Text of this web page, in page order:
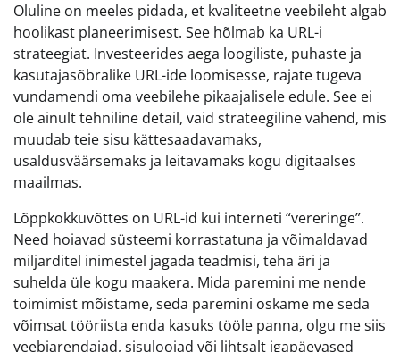
Oluline on meeles pidada, et kvaliteetne veebileht algab
hoolikast planeerimisest. See hõlmab ka URL-i
strateegiat. Investeerides aega loogiliste, puhaste ja
kasutajasõbralike URL-ide loomisesse, rajate tugeva
vundamendi oma veebilehe pikaajalisele edule. See ei
ole ainult tehniline detail, vaid strateegiline vahend, mis
muudab teie sisu kättesaadavamaks,
usaldusväärsemaks ja leitavamaks kogu digitaalses
maailmas.
Lõppkokkuvõttes on URL-id kui interneti “vereringe”.
Need hoiavad süsteemi korrastatuna ja võimaldavad
miljarditel inimestel jagada teadmisi, teha äri ja
suhelda üle kogu maakera. Mida paremini me nende
toimimist mõistame, seda paremini oskame me seda
võimsat tööriista enda kasuks tööle panna, olgu me siis
veebiarendajad, sisuloojad või lihtsalt igapäevased